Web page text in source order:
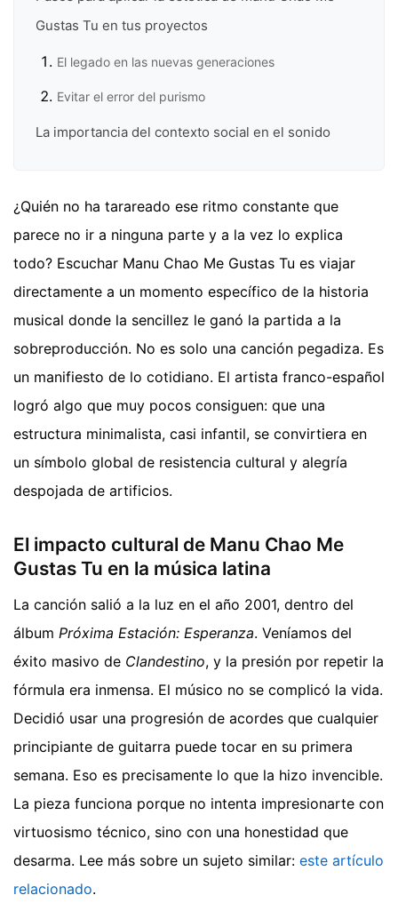
Gustas Tu en tus proyectos
El legado en las nuevas generaciones
Evitar el error del purismo
La importancia del contexto social en el sonido
¿Quién no ha tarareado ese ritmo constante que
parece no ir a ninguna parte y a la vez lo explica
todo? Escuchar Manu Chao Me Gustas Tu es viajar
directamente a un momento específico de la historia
musical donde la sencillez le ganó la partida a la
sobreproducción. No es solo una canción pegadiza. Es
un manifiesto de lo cotidiano. El artista franco-español
logró algo que muy pocos consiguen: que una
estructura minimalista, casi infantil, se convirtiera en
un símbolo global de resistencia cultural y alegría
despojada de artificios.
El impacto cultural de Manu Chao Me
Gustas Tu en la música latina
La canción salió a la luz en el año 2001, dentro del
álbum Próxima Estación: Esperanza. Veníamos del
éxito masivo de Clandestino, y la presión por repetir la
fórmula era inmensa. El músico no se complicó la vida.
Decidió usar una progresión de acordes que cualquier
principiante de guitarra puede tocar en su primera
semana. Eso es precisamente lo que la hizo invencible.
La pieza funciona porque no intenta impresionarte con
virtuosismo técnico, sino con una honestidad que
desarma. Lee más sobre un sujeto similar: este artículo
relacionado.